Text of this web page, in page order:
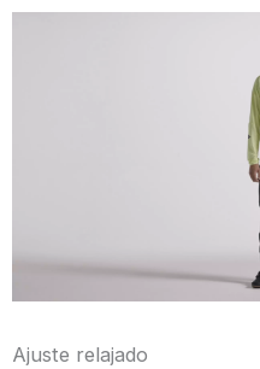
Ajuste relajado